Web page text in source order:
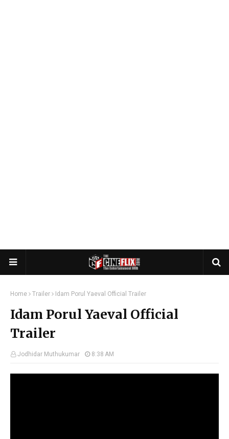
Home Trailer Idam Porul Yaeval Official Trailer
Idam Porul Yaeval Official
Trailer
Jodhidar Muthukumar 8:38 AM